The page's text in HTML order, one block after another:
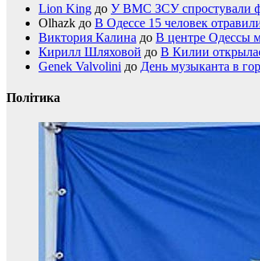
Lion King до У ВМС ЗСУ спростували
Olhazk до В Одессе 15 человек
Виктория Калина до В центре Одессы
Кирилл Шляховой до В Килии
Genek Valvolini до День музыканта в
Політика